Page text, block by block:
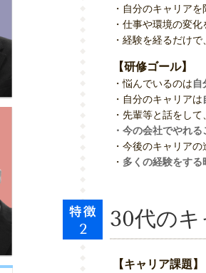
・自分のキャリア
・仕事や環境の変
・経験を経るだけ
【研修ゴール】
・悩んでいるのは自
・自分のキャリアは
・先輩等と話をして、
・今の会社でやれ
・今後のキャリア
・ 多くの経験をす
30代の
【キャリア課題】